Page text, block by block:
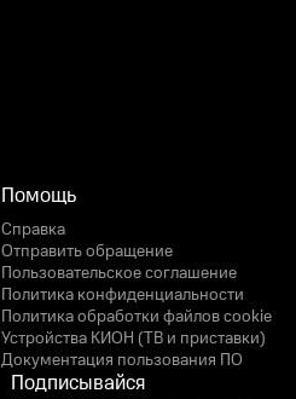
Помощь
Справка
Отправить обращение
Пользовательское соглашение
Политика конфиденциальности
Политика обработки файлов cookie
Устройства КИОН (ТВ и приставки)
Документация пользования ПО
Подписывайся